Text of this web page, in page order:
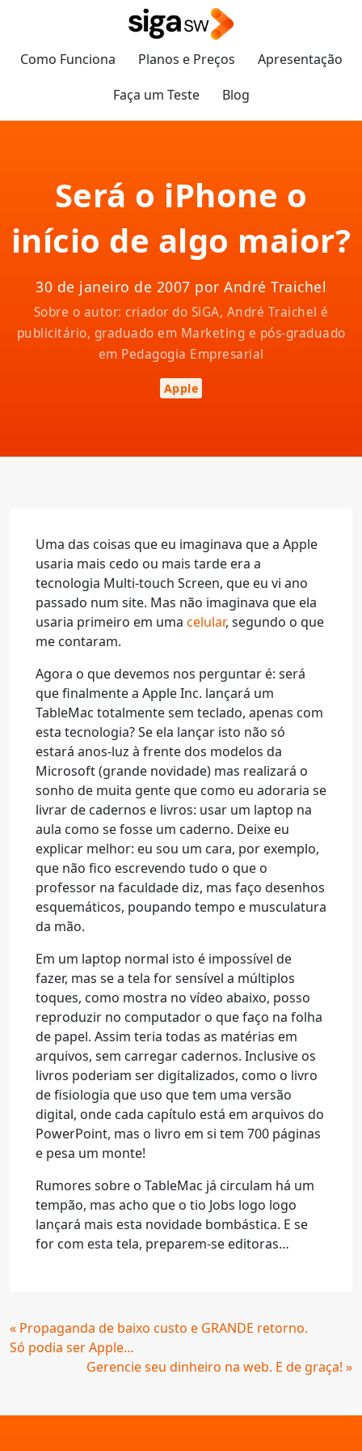
Como Funciona Planos e Preços
Apresentação
Faça um Teste
Blog
Será o iPhone o
início de algo maior?
30 de janeiro de 2007 por André Traichel
Sobre o autor: criador do SiGA, André Traichel é
publicitário, graduado em Marketing e pós-graduado
em Pedagogia Empresarial
Apple
Uma das coisas que eu imaginava que a Apple
usaria mais cedo ou mais tarde era a
tecnologia Multi-touch Screen, que eu vi ano
passado num site. Mas não imaginava que ela
usaria primeiro em uma celular, segundo o que
me contaram.
Agora o que devemos nos perguntar é: será
que finalmente a Apple Inc. lançará um
TableMac totalmente sem teclado, apenas com
esta tecnologia? Se ela lançar isto não só
estará anos-luz à frente dos modelos da
Microsoft (grande novidade) mas realizará o
sonho de muita gente que como eu adoraria se
livrar de cadernos e livros: usar um laptop na
aula como se fosse um caderno. Deixe eu
explicar melhor: eu sou um cara, por exemplo,
que não fico escrevendo tudo o que o
professor na faculdade diz, mas faço desenhos
esquemáticos, poupando tempo e musculatura
da mão.
Em um laptop normal isto é impossível de
fazer, mas se a tela for sensível a múltiplos
toques, como mostra no vídeo abaixo, posso
reproduzir no computador o que faço na folha
de papel. Assim teria todas as matérias em
arquivos, sem carregar cadernos. Inclusive os
livros poderiam ser digitalizados, como o livro
de fisiologia que uso que tem uma versão
digital, onde cada capítulo está em arquivos do
PowerPoint, mas o livro em si tem 700 páginas
e pesa um monte!
Rumores sobre o TableMac já circulam há um
tempão, mas acho que o tio Jobs logo logo
lançará mais esta novidade bombástica. E se
for com esta tela, preparem-se editoras…
Continue
Lendo
« Propaganda de baixo custo e GRANDE retorno.
Só podia ser Apple…
Gerencie seu dinheiro na web. E de graça! »